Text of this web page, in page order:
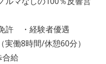
許 ・経験者優遇
実働8時間/休憩60分）
合給